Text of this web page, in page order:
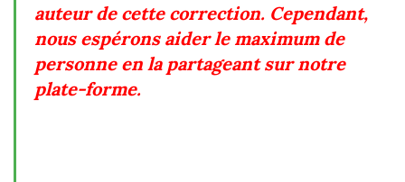
auteur de cette correction. Cependant,
nous espérons aider le maximum de
personne en la partageant sur notre
plate-forme.